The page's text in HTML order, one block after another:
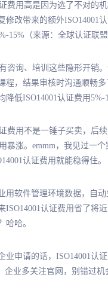
费用高是因为选了不对的
改带来的额外ISO14001
15%（来源：全球认证联
咨询、培训这些隐形开销
，结果审核时沟通顺畅
低ISO14001认证费用5%-
费用不是一锤子买卖，后
暴涨。emmm，我见过一
认证费用就能稳得住。
软件管理环境数据，自
认证费用省了将
哈哈。
申请的话，ISO14001认
业多关注官网，别错过